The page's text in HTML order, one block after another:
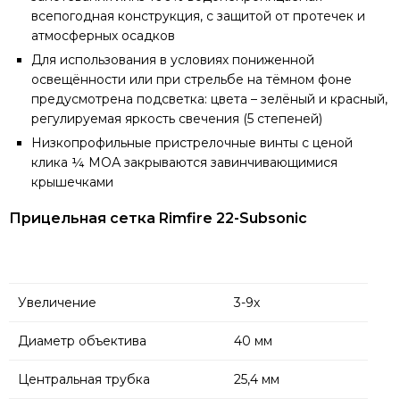
всепогодная конструкция, с защитой от протечек и
атмосферных осадков
Для использования в условиях пониженной
освещённости или при стрельбе на тёмном фоне
предусмотрена подсветка: цвета – зелёный и красный,
регулируемая яркость свечения (5 степеней)
Низкопрофильные пристрелочные винты с ценой
клика ¼ МОА закрываются завинчивающимися
крышечками
Прицельная сетка Rimfire 22-Subsonic
Увеличение 3-9х
Диаметр объектива 40 мм
Центральная трубка 25,4 мм